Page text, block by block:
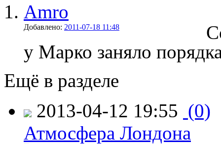
Amro
Добавлено: 2011-07-18 11:48
у Марко заняло
Ещё в разделе
2013-04-12 19:55 (0)
Атмосфера Лондона